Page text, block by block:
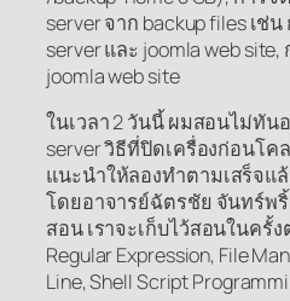
server จาก backup files เช่
server และ joomla web
joomla web site
ในเวลา 2 วันนี้ ผมสอนไม่ทัน
server วิธีที่ปิดเครื่องก่อนโค
แนะนำให้ลองทำตามเสร็จแ
โดยอาจารย์ฉัตรชัย จันทร์พ
สอน เราจะเก็บไว้สอนในครั้
Regular Expression, File
Line, Shell Script